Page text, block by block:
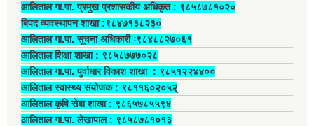
आलिताल गा.पा. प्रमुख प्रशासकीय अधिकृत ‍: ९८५८७८१०२०
बिपद व्यवस्थापन शाखा :९८४७१३८२३०
आलिताल गा.पा. सूचना अधिकारी ः९८४८८२७०६१
आलिताल शिक्षा शाखा : ९८५८७७७०२८
आलिताल गा.पा. पुर्वाधार विकाश शाखा ‍: ९८५१२२४४००
आलिताल स्वास्थ्य संयोजक ‍: ९८११६०२०५२्
आलिताल कृषि सेबा शाखा : ९८६५७८५५९४
आलिताल गा.पा. लेखापाल ‍: ९८५८७८१०१३